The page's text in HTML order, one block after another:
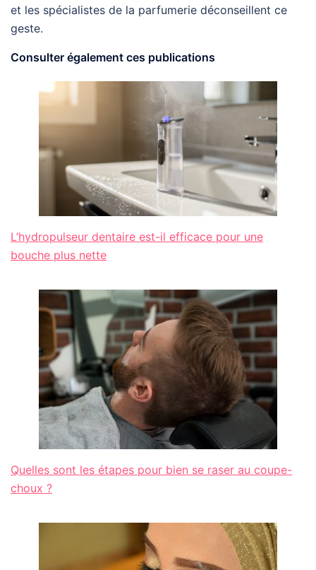
et les spécialistes de la parfumerie déconseillent ce
geste.
Consulter également ces publications
L’hydropulseur dentaire est-il efficace pour une
bouche plus nette
Quelles sont les étapes pour bien se raser au coupe-
choux ?